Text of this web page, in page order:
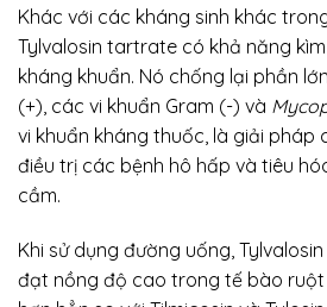
Khác với các kháng sinh khác
Tylvalosin tartrate có khả năng
kháng khuẩn. Nó chống lại phần
(+), các vi khuẩn Gram (-) và
vi khuẩn kháng thuốc, là giải pháp
điều trị các bệnh hô hấp và tiêu
cầm.
Khi sử dụng đường uống,
đạt nồng độ cao trong tế bào